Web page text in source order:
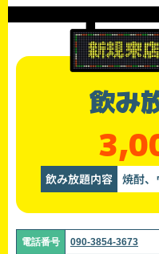
飲み
飲み放題内容 焼酎
電話番号 090-3854-3673